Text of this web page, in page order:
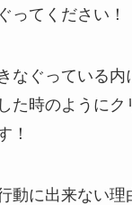
ってください！
なぐっている内
た時のようにク
！
動に出来ない理